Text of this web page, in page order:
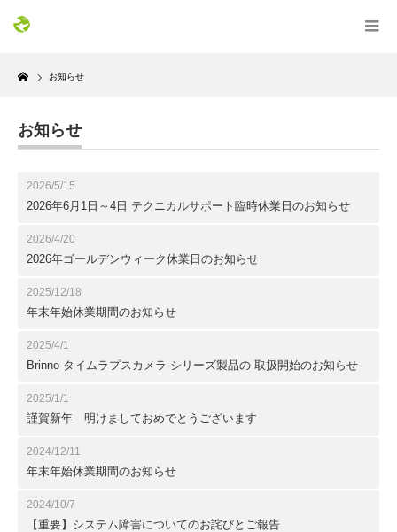
Home
お知らせ
お知らせ
2026/5/15
2026年6月1日～4日 テクニカルサポート臨時休業日のお知らせ
2026/4/20
2026年ゴールデンウィーク休業日のお知らせ
2025/12/18
年末年始休業期間のお知らせ
2025/4/1
Brinno タイムラプスカメラ シリーズ製品の 取扱開始のお知らせ
2025/1/1
謹賀新年 明けましておめでとうございます
2024/12/11
年末年始休業期間のお知らせ
2024/10/7
【重要】システム障害についてのお詫びとご報告